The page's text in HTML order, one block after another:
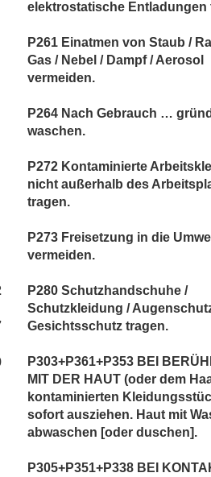
elektrostatische Entladungen
P261 Einatmen von Staub /
Gas / Nebel / Dampf / Aerosol
vermeiden.
P264 Nach Gebrauch …
waschen.
P272 Kontaminierte
nicht außerhalb des
tragen.
P273 Freisetzung in die
vermeiden.
P280 Schutzhandschuhe /
Schutzkleidung /
Gesichtsschutz tragen.
P303+P361+P353 BEI
MIT DER HAUT (oder dem
kontaminierten
sofort ausziehen. Haut mit
abwaschen [oder duschen].
P305+P351+P338 BEI